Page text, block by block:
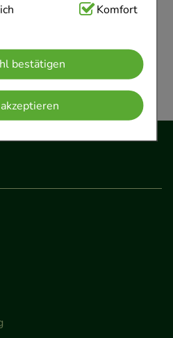
Hierbei handelt es sich um
unserer
(z.B. Navigation,
weshalb auf diese nicht
werden genutzt um das
zu gestalten,
an bevorzugte
ermöglichen es uns
zugeschrittene Inhalte
zu
und Weise der Nutzung
Komfort
bestätigen